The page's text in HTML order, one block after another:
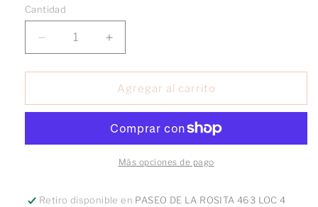
Cantidad
Reducir
cantidad
para
Colgante
oro
Aumentar
cantidad
para
Broquel
Colgante
Lisa
oro
10k
Agregar al carrito
Más opciones de pago
Retiro disponible en PASEO DE LA ROSITA 463 LOC 4